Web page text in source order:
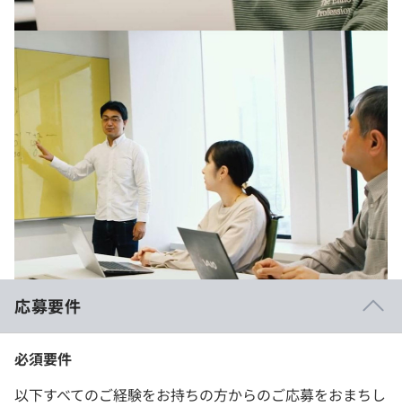
応募要件
必須要件
以下すべてのご経験をお持ちの方からのご応募をおまちし